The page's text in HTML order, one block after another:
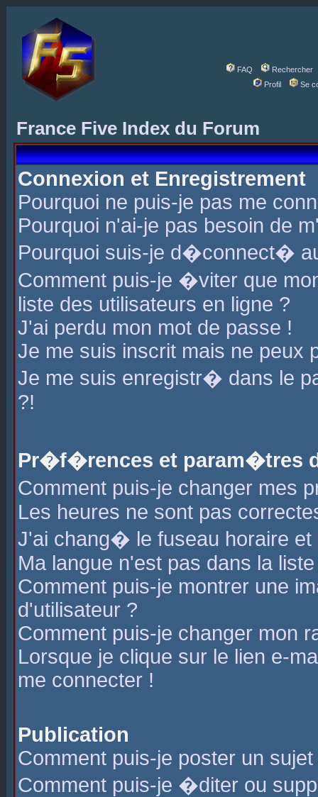
FAQ
Rechercher
Profil
Se
France Five Index du Forum
Connexion et Enregistrement
Pourquoi ne puis-je pas me
Pourquoi n'ai-je pas besoin de
Pourquoi suis-je d�connect�
Comment puis-je �viter que
liste des utilisateurs en ligne ?
J'ai perdu mon mot de passe !
Je me suis inscrit mais ne peux
Je me suis enregistr� dans le
?!
Pr�f�rences et param�tres
Comment puis-je changer mes
Les heures ne sont pas
J'ai chang� le fuseau horaire
Ma langue n'est pas dans la
Comment puis-je montrer une
d'utilisateur ?
Comment puis-je changer mon
Lorsque je clique sur le lien e-
me connecter !
Publication
Comment puis-je poster un
Comment puis-je �diter ou